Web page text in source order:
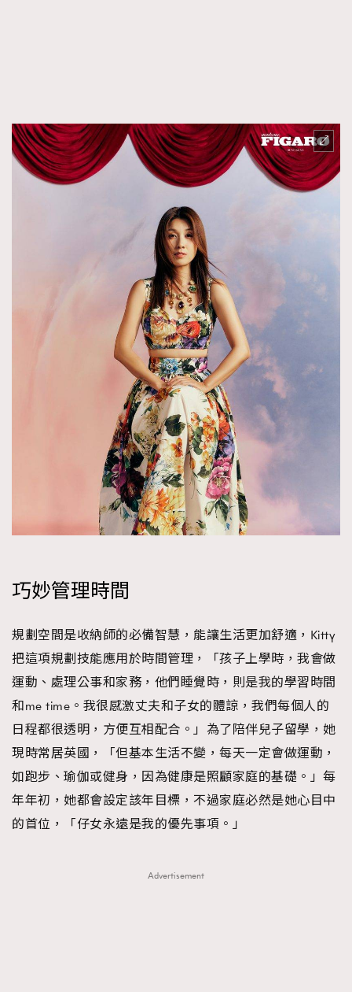
巧妙管理時間
規劃空間是收納師的必備智慧，能讓生活更加舒適，Kitty
把這項規劃技能應用於時間管理，「孩子上學時，我會做
運動、處理公事和家務，他們睡覺時，則是我的學習時間
和me time。我很感激丈夫和子女的體諒，我們每個人的
日程都很透明，方便互相配合。」為了陪伴兒子留學，她
現時常居英國，「但基本生活不變，每天一定會做運動，
如跑步、瑜伽或健身，因為健康是照顧家庭的基礎。」每
年年初，她都會設定該年目標，不過家庭必然是她心目中
的首位，「仔女永遠是我的優先事項。」
Advertisement